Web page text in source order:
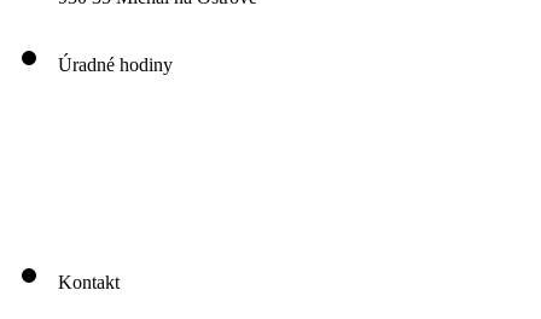
Úradné hodiny
Kontakt